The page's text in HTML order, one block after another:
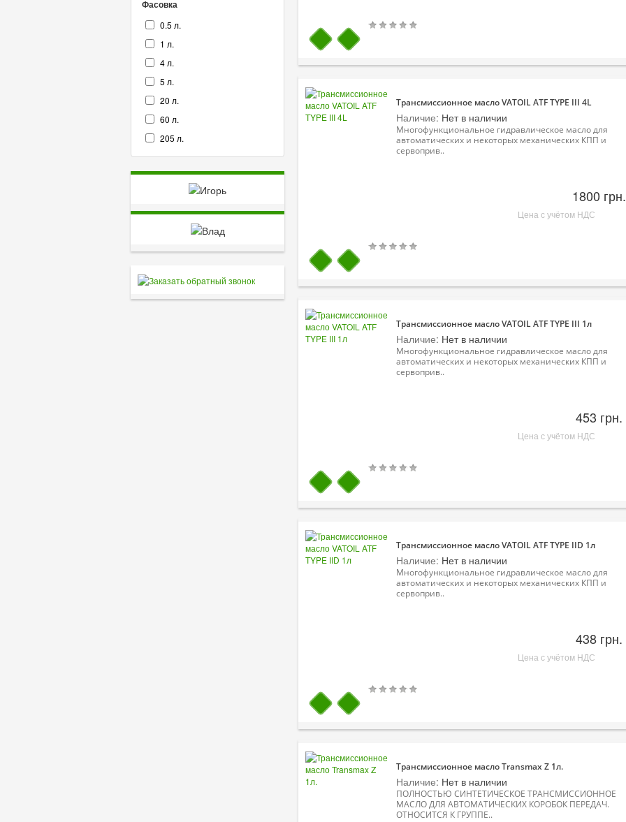
Фасовка
0.5 л.
1 л.
4 л.
5 л.
20 л.
60 л.
205 л.
Трансмиссионное масло VATOIL ATF TYPE III 4L
Наличие: Нет в наличии
Многофункциональное гидравлическое масло для
автоматических и некоторых механических КПП и
сервоприв..
1800 грн.
Цена с учётом НДС
Трансмиссионное масло VATOIL ATF TYPE III 1л
Наличие: Нет в наличии
Многофункциональное гидравлическое масло для
автоматических и некоторых механических КПП и
сервоприв..
453 грн.
Цена с учётом НДС
Трансмиссионное масло VATOIL ATF TYPE IID 1л
Наличие: Нет в наличии
Многофункциональное гидравлическое масло для
автоматических и некоторых механических КПП и
сервоприв..
438 грн.
Цена с учётом НДС
Трансмиссионное масло Transmax Z 1л.
Наличие: Нет в наличии
ПОЛНОСТЬЮ СИНТЕТИЧЕСКОЕ ТРАНСМИССИОННОЕ
МАСЛО ДЛЯ АВТОМАТИЧЕСКИХ КОРОБОК ПЕРЕДАЧ.
ОТНОСИТСЯ К ГРУППЕ..